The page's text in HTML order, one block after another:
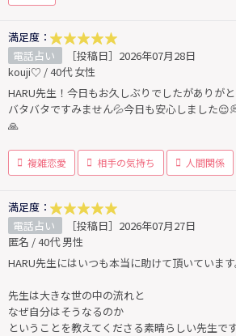
満足度：
電話占い
［投稿日］2026年07月28日
kouji♡ / 40代 女性
HARU先生！今日もお久しぶりでしたがありが
バタバタですみません💦今日も安心しました
🙏
複雑恋愛 相手の気持ち 人間関係
満足度：
電話占い
［投稿日］2026年07月27日
匿名 / 40代 男性
HARU先生にはいつも本当に助けて頂いています
先生は大きな世の中の流れと
なぜ自分はそうなるのか
ということを教えてくださる素晴らしい先生です